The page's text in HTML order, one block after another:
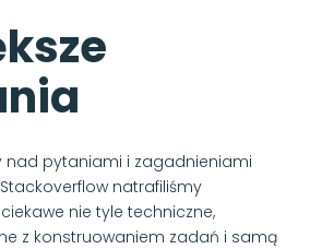
nad pytaniami i zagadnieniami
natrafiliśmy
nie tyle techniczne,
z konstruowaniem zadań i samą